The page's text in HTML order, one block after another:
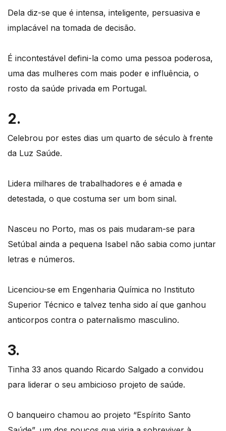
Dela diz-se que é intensa, inteligente, persuasiva e
implacável na tomada de decisão.
É incontestável defini-la como uma pessoa poderosa,
uma das mulheres com mais poder e influência, o
rosto da saúde privada em Portugal.
2.
Celebrou por estes dias um quarto de século à frente
da Luz Saúde.
Lidera milhares de trabalhadores e é amada e
detestada, o que costuma ser um bom sinal.
Nasceu no Porto, mas os pais mudaram-se para
Setúbal ainda a pequena Isabel não sabia como juntar
letras e números.
Licenciou-se em Engenharia Química no Instituto
Superior Técnico e talvez tenha sido aí que ganhou
anticorpos contra o paternalismo masculino.
3.
Tinha 33 anos quando Ricardo Salgado a convidou
para liderar o seu ambicioso projeto de saúde.
O banqueiro chamou ao projeto “Espírito Santo